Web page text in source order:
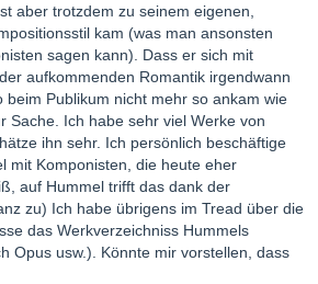
aber trotzdem zu seinem eigenen,
kam (was man ansonsten
sagen kann). Dass er sich mit
aufkommenden Romantik irgendwann
beim Publikum nicht mehr so ankam wie
Sache. Ich habe sehr viel Werke von
ihn sehr. Ich persönlich beschäftige
mit Komponisten, die heute eher
auf Hummel trifft das dank der
zu) Ich habe übrigens im Tread über die
das Werkverzeichniss Hummels
Opus usw.). Könnte mir vorstellen, dass